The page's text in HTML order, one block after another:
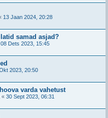
13 Jaan 2024, 20:28
samad asjad?
08 Dets 2023, 15:45
2023, 20:50
varda vahetust
« 30 Sept 2023, 06:31